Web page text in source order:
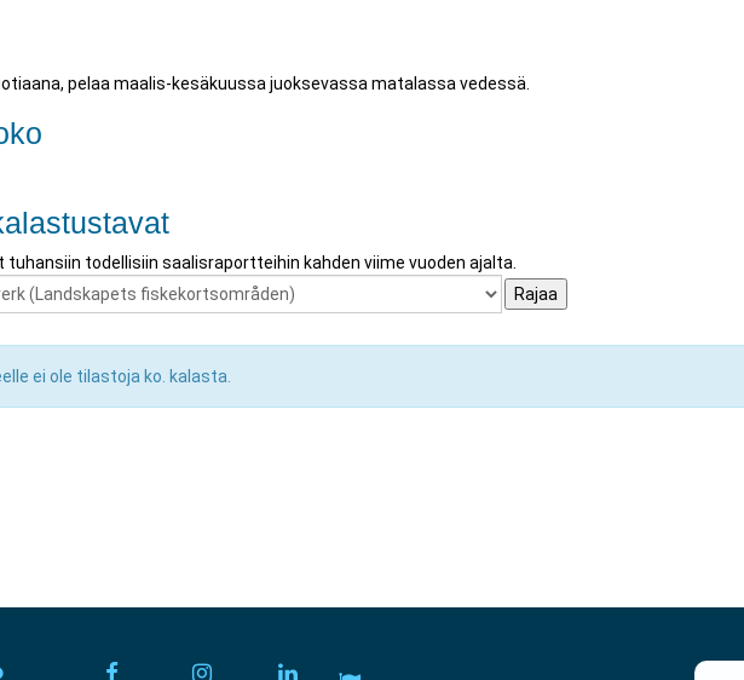
pelaa maalis-kesäkuussa juoksevassa matalassa vedessä.
todellisiin saalisraportteihin kahden viime vuoden ajalta.
ei ole tilastoja ko. kalasta.